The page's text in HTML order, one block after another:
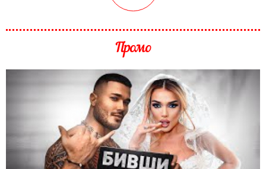
Промо